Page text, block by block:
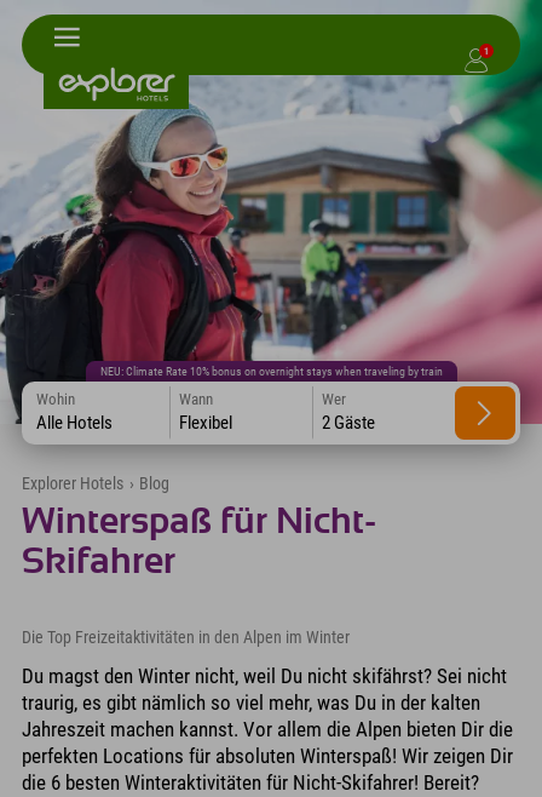
1
NEU: Climate Rate 10% bonus on overnight stays when traveling by train
Wohin
Alle Hotels
Wann
Flexibel
Wer
2 Gäste
Explorer Hotels › Blog
Winterspaß für Nicht-
Skifahrer
Die Top Freizeitaktivitäten in den Alpen im Winter
Du magst den Winter nicht, weil Du nicht skifährst? Sei nicht
traurig, es gibt nämlich so viel mehr, was Du in der kalten
Jahreszeit machen kannst. Vor allem die Alpen bieten Dir die
perfekten Locations für absoluten Winterspaß! Wir zeigen Dir
die 6 besten Winteraktivitäten für Nicht-Skifahrer! Bereit?